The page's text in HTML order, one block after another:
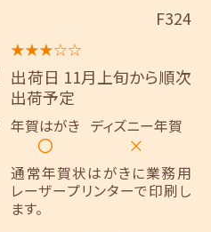
F324
★★★☆☆
出荷日 11月上旬から順次
出荷予定
年賀はがき
〇
ディズニー年賀
×
通常年賀状はがきに業務用
レーザープリンターで印刷し
ます。